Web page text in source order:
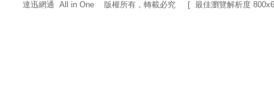
達迅網通 All in One 版權所有，轉載必究 [ 最佳瀏覽解析度